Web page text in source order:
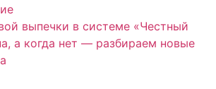
выпечки в системе «Честный
а когда нет — разбираем новые